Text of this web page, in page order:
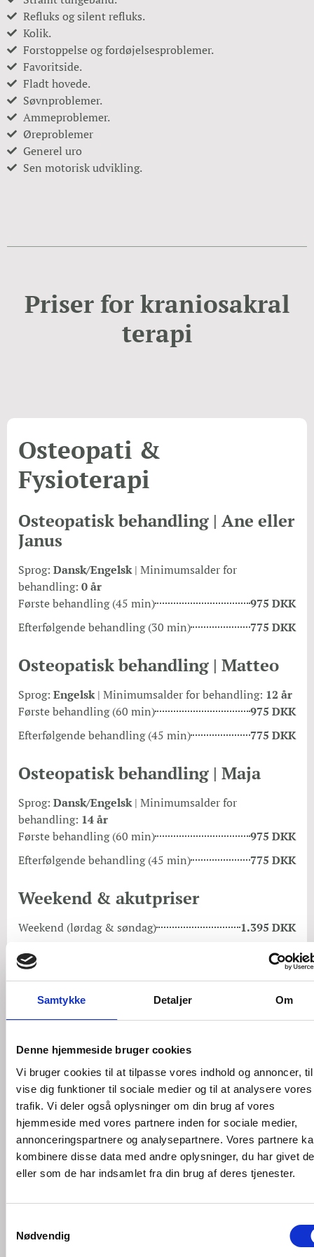
Samtykke Detaljer Om
Denne hjemmeside bruger cookies
Vi bruger cookies til at tilpasse vores indhold og annoncer,
vise dig funktioner til sociale medier og til at analysere vores
trafik. Vi deler også oplysninger om din brug af vores
hjemmeside med vores partnere inden for sociale medier,
annonceringspartnere og analysepartnere. Vores partnere
kombinere disse data med andre oplysninger, du har givet
eller som de har indsamlet fra din brug af deres tjenester.
Nødvendig
Refluks og silent refluks.
Kolik.
Forstoppelse og fordøjelsesproblemer.
Favoritside.
Fladt hovede.
Søvnproblemer.
Ammeproblemer.
Øreproblemer
Generel uro
Sen motorisk udvikling.
Priser for kraniosakral
terapi
Osteopati &
Fysioterapi
Osteopatisk behandling | Ane eller
Janus
Sprog: Dansk/Engelsk| Minimumsalder for
behandling: 0 år
Første behandling (45 min)
975 DKK
Efterfølgende behandling (30 min)
775 DKK
Osteopatisk behandling | Matteo
Sprog: Engelsk| Minimumsalder for behandling: 12 år
Første behandling (60 min)
975 DKK
Efterfølgende behandling (45 min)
775 DKK
Osteopatisk behandling | Maja
Sprog: Dansk/Engelsk| Minimumsalder for
behandling: 14 år
Første behandling (60 min)
975 DKK
Efterfølgende behandling (45 min)
775 DKK
Weekend & akutpriser
Weekend (lørdag & søndag)
1.395 DKK
Akut: 30 min (alle dage, inkl. weekend)
1.195 DKK
Massage & Zoneterapi
Fysiurgisk Massage | Gitte
Sprog: Dansk/Engelsk
Massage (30 min)
300 DKK
Massage (45 min)
425 DKK
Massage (60 min)
475 DKK
Zoneterapi|Gitte
Sprog: Dansk/Engelsk
500 DKK